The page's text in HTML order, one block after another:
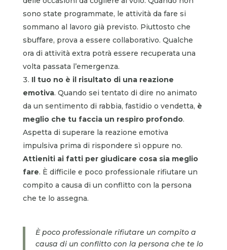
sono state programmate, le attività da fare si
sommano al lavoro già previsto. Piuttosto che
sbuffare, prova a essere collaborativo. Qualche
ora di attività extra potrà essere recuperata una
volta passata l’emergenza.
Il tuo no è il risultato di una reazione
emotiva. Quando sei tentato di dire no animato
da un sentimento di rabbia, fastidio o vendetta, è
meglio che tu faccia un respiro profondo.
Aspetta di superare la reazione emotiva
impulsiva prima di rispondere sì oppure no.
Attieniti ai fatti per giudicare cosa sia meglio
fare. È difficile e poco professionale rifiutare un
compito a causa di un conflitto con la persona
che te lo assegna.
È poco professionale rifiutare un compito a
causa di un conflitto con la persona che te lo